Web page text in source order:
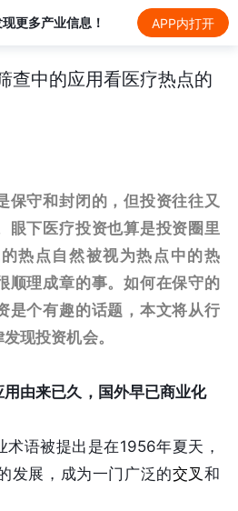
更多产业信息！ APP内打开
查中的应用看医疗热点的
保守和封闭的，但投资往往又
眼下医疗投资也算是投资圈里
热点自然被视为热点中的热
顺理成章的事。如何在保守的
是个有趣的话题，本文将从行
现投资机会。
由来已久，国外早已商业化
术语被提出是在1956年夏天，
发展，成为一门广泛的交叉 和